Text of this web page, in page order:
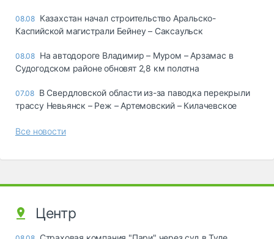
08.08 Казахстан начал строительство Аральско-
Каспийской магистрали Бейнеу – Саксаульск
08.08 На автодороге Владимир – Муром – Арзамас в
Судогодском районе обновят 2,8 км полотна
07.08 В Свердловской области из-за паводка перекрыли
трассу Невьянск – Реж – Артемовский – Килачевское
Все новости
Центр